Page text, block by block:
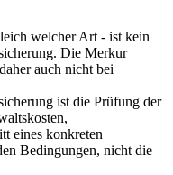
welcher Art - ist kein
Die Merkur
auch nicht bei
ist die Prüfung der
eines konkreten
Bedingungen, nicht die